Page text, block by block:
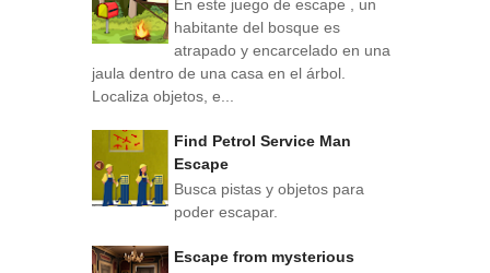
En este juego de escape , un
habitante del bosque es
atrapado y encarcelado en una
jaula dentro de una casa en el árbol.
Localiza objetos, e...
Find Petrol Service Man
Escape
Busca pistas y objetos para
poder escapar.
Escape from mysterious